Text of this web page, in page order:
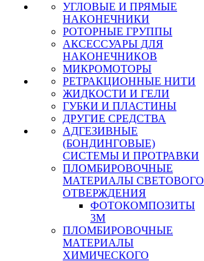
УГЛОВЫЕ И ПРЯМЫЕ
НАКОНЕЧНИКИ
РОТОРНЫЕ ГРУППЫ
АКСЕССУАРЫ ДЛЯ
НАКОНЕЧНИКОВ
МИКРОМОТОРЫ
РЕТРАКЦИОННЫЕ НИТИ
ЖИДКОСТИ И ГЕЛИ
ГУБКИ И ПЛАСТИНЫ
ДРУГИЕ СРЕДСТВА
АДГЕЗИВНЫЕ
(БОНДИНГОВЫЕ)
СИСТЕМЫ И ПРОТРАВКИ
ПЛОМБИРОВОЧНЫЕ
МАТЕРИАЛЫ СВЕТОВОГО
ОТВЕРЖДЕНИЯ
ФОТОКОМПОЗИТЫ
3М
ПЛОМБИРОВОЧНЫЕ
МАТЕРИАЛЫ
ХИМИЧЕСКОГО